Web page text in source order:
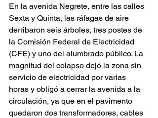
En la avenida Negrete, entre las calles
Sexta y Quinta, las ráfagas de aire
derribaron seis árboles, tres postes de
la Comisión Federal de Electricidad
(CFE) y uno del alumbrado público. La
magnitud del colapso dejó la zona sin
servicio de electricidad por varias
horas y obligó a cerrar la avenida a la
circulación, ya que en el pavimento
quedaron dos transformadores, cables